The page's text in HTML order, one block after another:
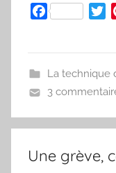
F
b
o
k
t
e
La technique
3
Une grève,